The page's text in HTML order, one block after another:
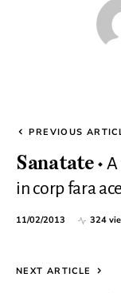
PREVIOUS
Sanatate
A
in corp fara ace
11/02/2013 324
NEXT ARTICLE